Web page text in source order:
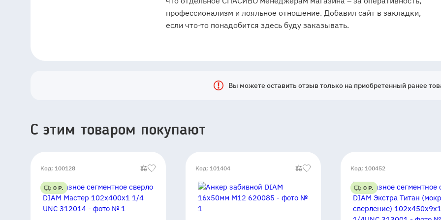
профессионализм и лояльное отношение. Добавил сайт в закладки,
если что-то понадобится здесь буду заказывать.
Вы можете оставить отзыв только на приобретенный ранее
C этим товаром покупают
Код: 100128
0 Р.
Код: 101404 Код: 100452
0 Р.